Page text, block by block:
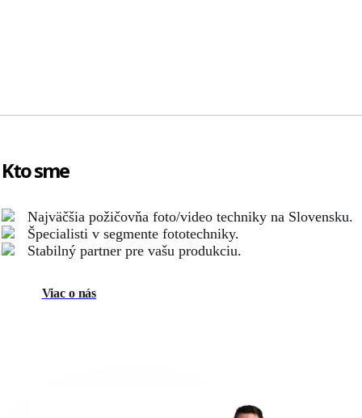
Kto sme
Najväčšia požičovňa foto/video techniky na Slovensku.
Špecialisti v segmente fototechniky.
Stabilný partner pre vašu produkciu.
Viac o nás